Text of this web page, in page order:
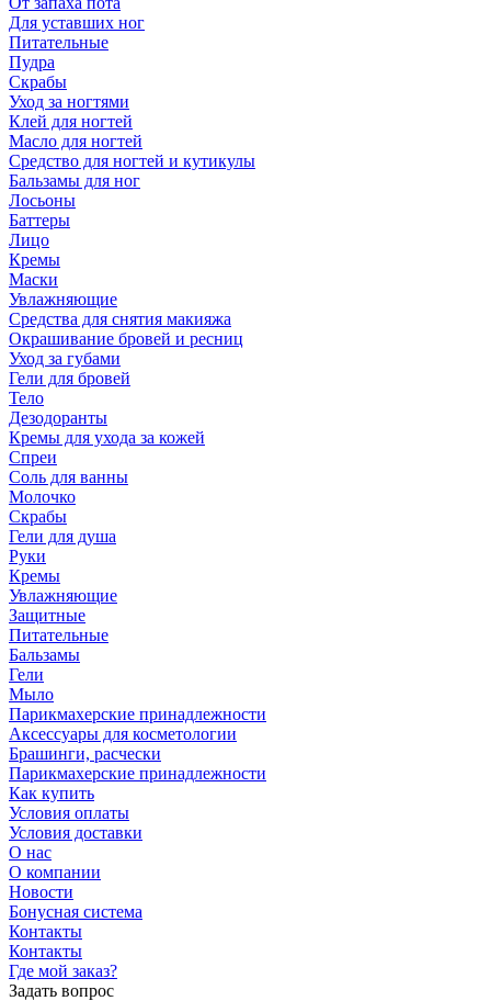
Для уставших ног
Питательные
Пудра
Скрабы
Уход за ногтями
Клей для ногтей
Масло для ногтей
Средство для ногтей и кутикулы
Бальзамы для ног
Лосьоны
Баттеры
Лицо
Кремы
Маски
Увлажняющие
Средства для снятия макияжа
Окрашивание бровей и ресниц
Уход за губами
Гели для бровей
Тело
Дезодоранты
Кремы для ухода за кожей
Спреи
Соль для ванны
Молочко
Скрабы
Гели для душа
Руки
Кремы
Увлажняющие
Защитные
Питательные
Бальзамы
Гели
Мыло
Парикмахерские принадлежности
Аксессуары для косметологии
Брашинги, расчески
Парикмахерские принадлежности
Как купить
Условия оплаты
Условия доставки
О нас
О компании
Новости
Бонусная система
Контакты
Контакты
Где мой заказ?
Задать вопрос